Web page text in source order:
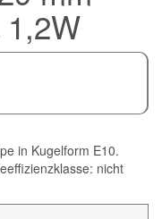
in Kugelform E10.
nicht